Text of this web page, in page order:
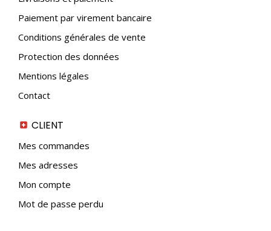
Paiement par virement bancaire
Conditions générales de vente
Protection des données
Mentions légales
Contact
CLIENT
Mes commandes
Mes adresses
Mon compte
Mot de passe perdu